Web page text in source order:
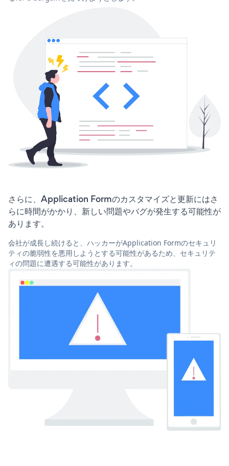
さらに、Application Formのカスタマイズと更新にはさ
らに時間がかかり、新しい問題やバグが発生する可能性が
あります。
会社が成長し続けると、ハッカーがApplication Formのセキュリ
ティの脆弱性を悪用しようとする可能性があるため、セキュリテ
ィの問題に遭遇する可能性があります。